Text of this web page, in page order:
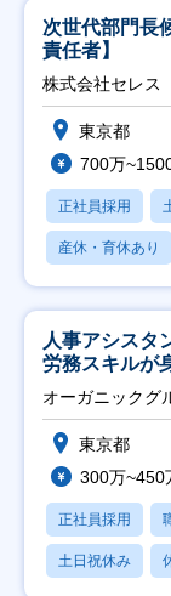
次世代部門長
責任者】
株式会社セレス
東京都
700万
正社員採用
産休・育休あり
人事アシスタ
労務スキルが
会社】
オーガニックグ
東京都
300万~450
正社員採用
土日祝休み